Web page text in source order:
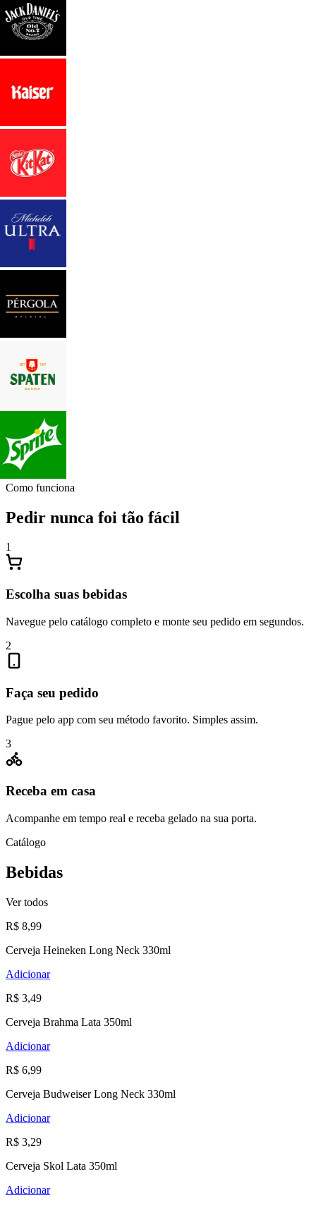
Como funciona
Pedir nunca foi tão fácil
1
Escolha suas bebidas
Navegue pelo catálogo completo e monte seu pedido em segundos.
2
Faça seu pedido
Pague pelo app com seu método favorito. Simples assim.
3
Receba em casa
Acompanhe em tempo real e receba gelado na sua porta.
Catálogo
Bebidas
Ver todos
R$ 8,99
Cerveja Heineken Long Neck 330ml
Adicionar
R$ 3,49
Cerveja Brahma Lata 350ml
Adicionar
R$ 6,99
Cerveja Budweiser Long Neck 330ml
Adicionar
R$ 3,29
Cerveja Skol Lata 350ml
Adicionar